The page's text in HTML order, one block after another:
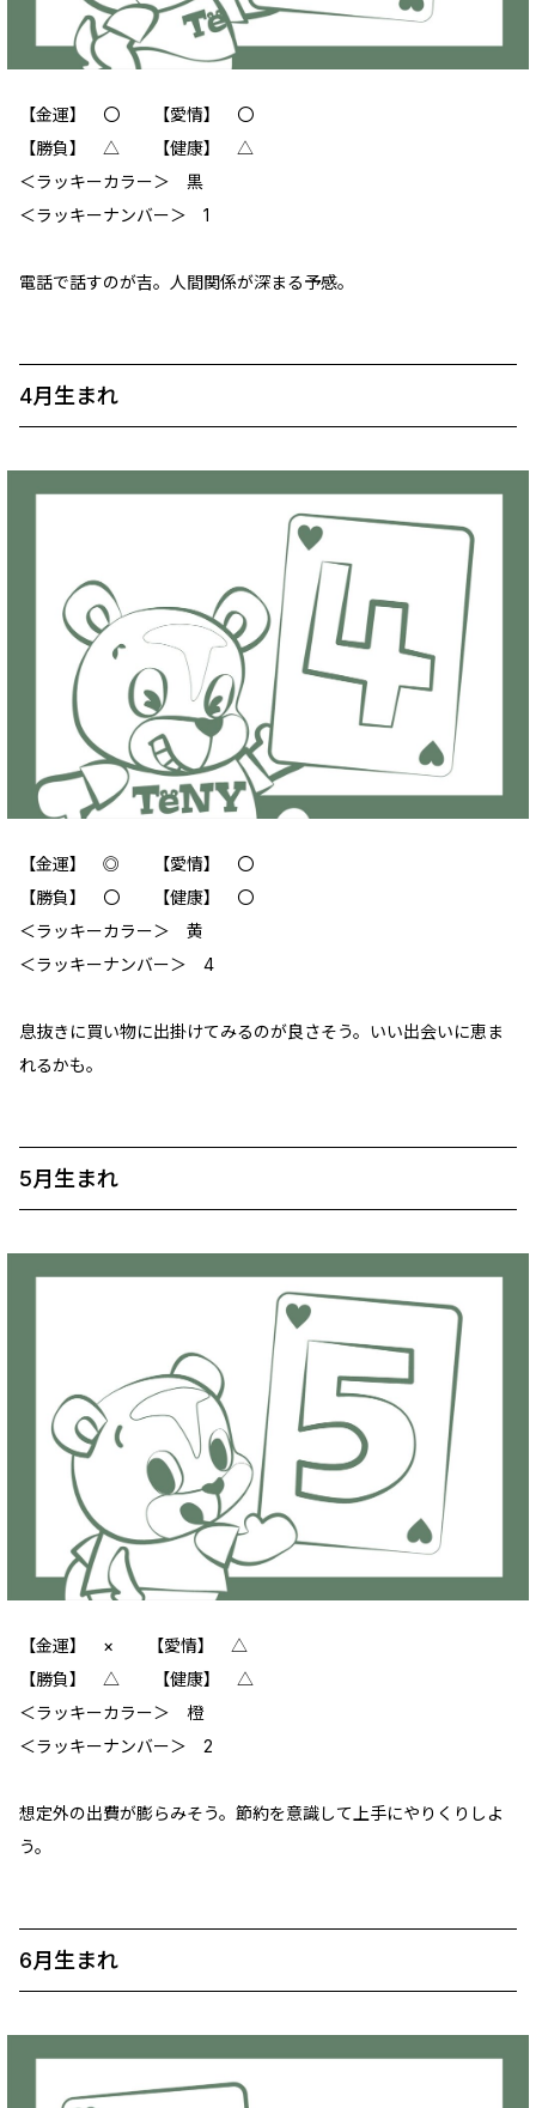
【金運】 〇 【愛情】 〇
【勝負】 △ 【健康】 △
＜ラッキーカラー＞ 黒
＜ラッキーナンバー＞ 1
電話で話すのが吉。人間関係が深まる予感。
4月生まれ
【金運】 ◎ 【愛情】 〇
【勝負】 〇 【健康】 〇
＜ラッキーカラー＞ 黄
＜ラッキーナンバー＞ 4
息抜きに買い物に出掛けてみるのが良さそう。いい出会いに恵ま
れるかも。
5月生まれ
【金運】 ‪‪× 【愛情】 △
【勝負】 △ 【健康】 △
＜ラッキーカラー＞ 橙
＜ラッキーナンバー＞ 2
想定外の出費が膨らみそう。節約を意識して上手にやりくりしよ
う。
6月生まれ